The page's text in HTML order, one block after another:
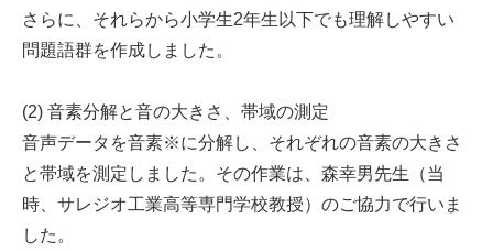
さらに、それらから小学生2年生以下でも理解しやすい
問題語群を作成しました。
(2) 音素分解と音の大きさ、帯域の測定
音声データを音素※に分解し、それぞれの音素の大きさ
と帯域を測定しました。その作業は、森幸男先生（当
時、サレジオ工業高等専門学校教授）のご協力で行いま
した。